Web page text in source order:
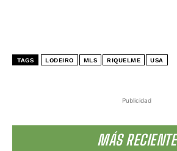
Publicidad
MÁS RECIENTE
TAGS LODEIRO MLS RIQUELME USA